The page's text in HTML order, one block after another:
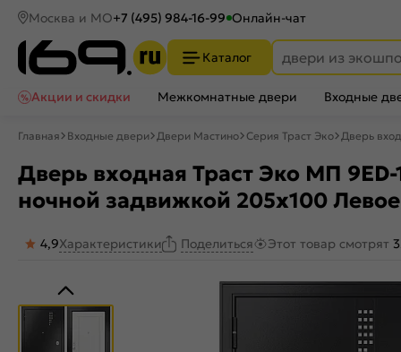
Москва и МО+7 (495) 984-16-99 Онлайн-чат
Каталог
Акции и скидки
Межкомнатные двери Входные
Главная Входные двери Двери Мастино Серия Траст Эко Дверь
Дверь входная Траст Эко МП
ночной задвижкой 205x100 Левое
4,9Характеристики Поделиться Этот товар смотрят